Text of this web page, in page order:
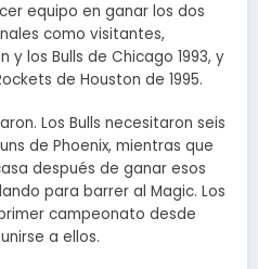
equipo en ganar los dos
como visitantes,
y los Bulls de Chicago 1993, y
de Houston de 1995.
Los Bulls necesitaron seis
de Phoenix, mientras que
después de ganar esos
para barrer al Magic. Los
campeonato desde
a ellos.